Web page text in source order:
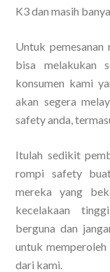
K3 dan masih
Untuk
bisa melakukan
konsumen kami
akan segera
safety anda,
Itulah sedikit
rompi safety
mereka yang
kecelakaan
berguna dan
untuk
dari kami.